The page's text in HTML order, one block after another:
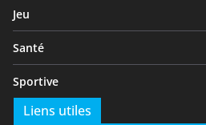
Jeu
Santé
Sportive
Liens utiles